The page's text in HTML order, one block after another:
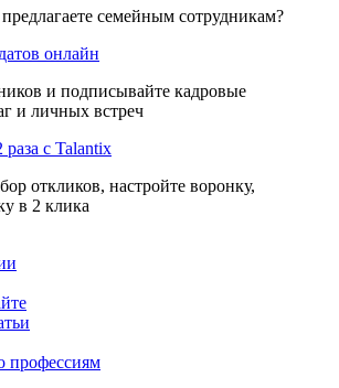
семейным сотрудникам?
онлайн
и подписывайте кадровые
и личных встреч
раза с Talantix
откликов, настройте воронку,
в 2 клика
профессиям